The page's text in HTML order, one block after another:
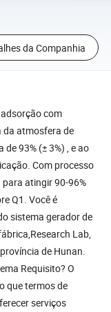
da Companhia
com
da atmosfera de
93% (± 3%) , e ao
Com processo
atingir 90-96%
Q1. Você é
sistema gerador de
Lab,
de Hunan.
Requisito? O
que termos de
serviços